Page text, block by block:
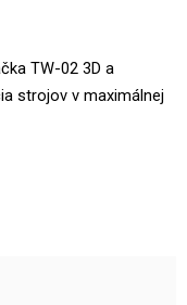
TW-02 3D a
strojov v maximálnej